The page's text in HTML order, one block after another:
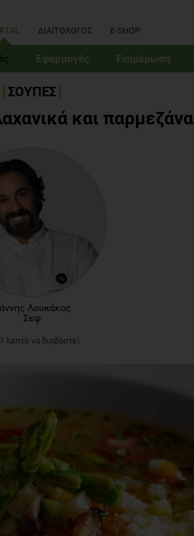
ΔΙΑΙΤΟΛΟΓΟΣ E-SHOP
Εφαρμογές Ενημέρωση
ΣΟΥΠΕΣ
και παρμεζάνα
Λουκάκος
Σεφ
λεπτό να διαβαστεί